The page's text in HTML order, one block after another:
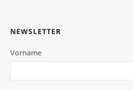
NEWSLETTER
Vorname